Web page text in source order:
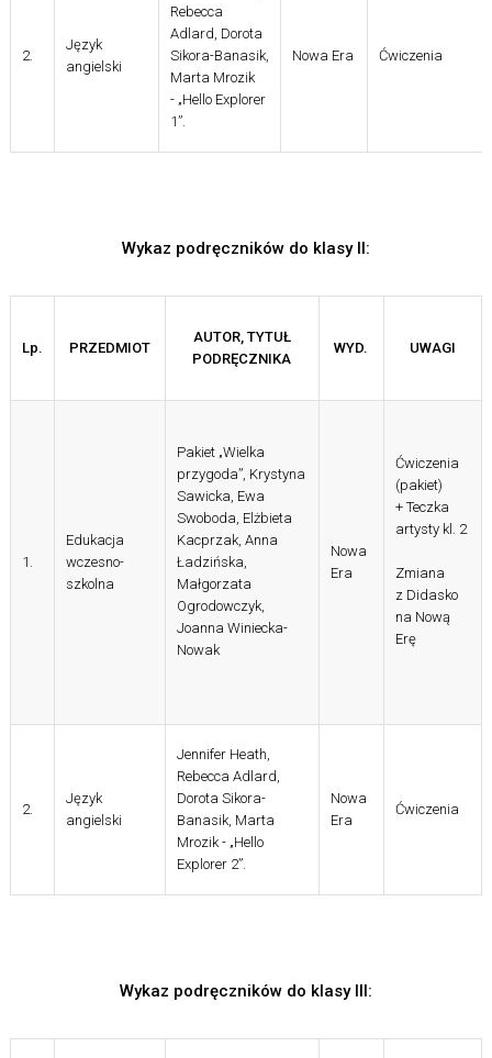
2.
Język
angielski
Rebecca
Adlard, Dorota
Sikora-Banasik,
Marta Mrozik
- „Hello Explorer
1”.
Nowa Era Ćwiczenia
Wykaz podręczników do klasy II:
Lp. PRZEDMIOT
AUTOR, TYTUŁ
PODRĘCZNIKA
WYD. UWAGI
1.
Edukacja
wczesno-
szkolna
Pakiet „Wielka
przygoda”, Krystyna
Sawicka, Ewa
Swoboda, Elżbieta
Kacprzak, Anna
Ładzińska,
Małgorzata
Ogrodowczyk,
Joanna Winiecka-
Nowak
Nowa
Era
Ćwiczenia
(pakiet)
+ Teczka
artysty kl. 2
Zmiana
z Didasko
na Nową
Erę
2.
Język
angielski
Jennifer Heath,
Rebecca Adlard,
Dorota Sikora-
Banasik, Marta
Mrozik - „Hello
Explorer 2”.
Nowa
Era
Ćwiczenia
Wykaz podręczników do klasy III: